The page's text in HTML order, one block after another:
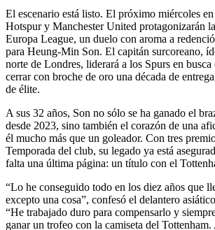
El escenario está listo. El próximo miércoles
Hotspur y Manchester United protagonizarán
Europa League, un duelo con aroma a
para Heung-Min Son. El capitán surcoreano,
norte de Londres, liderará a los Spurs en
cerrar con broche de oro una década de
de élite.
A sus 32 años, Son no sólo se ha ganado el
desde 2023, sino también el corazón de una
él mucho más que un goleador. Con tres
Temporada del club, su legado ya está
falta una última página: un título con el
“Lo he conseguido todo en los diez años que
excepto una cosa”, confesó el delantero
“He trabajado duro para compensarlo y
ganar un trofeo con la camiseta del